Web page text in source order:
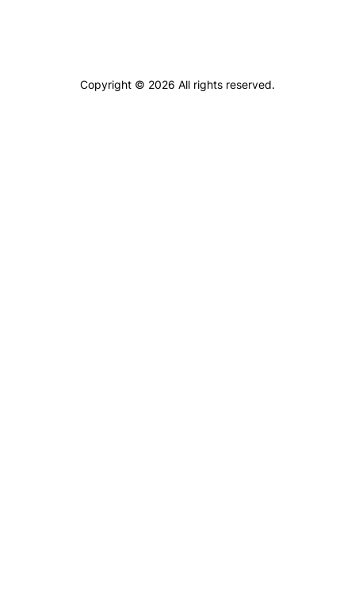
Copyright © 2026 All rights reserved.